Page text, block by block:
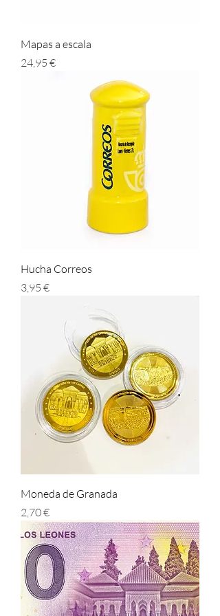
Mapas a escala
Prezzo
24,95 €
Hucha Correos
Prezzo
3,95 €
Moneda de Granada
Prezzo
2,70 €